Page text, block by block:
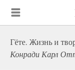
Гёте. Жизнь и
Конради Карл